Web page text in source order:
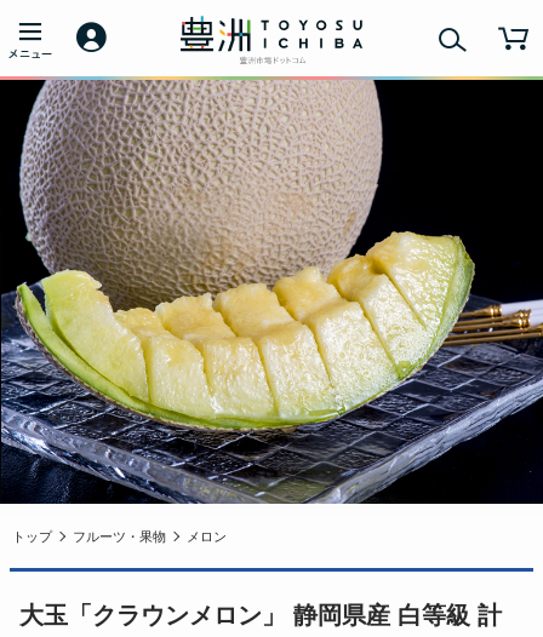
トップ フルーツ・果物 メロン
大玉「クラウンメロン」 静岡県産 白等級 計